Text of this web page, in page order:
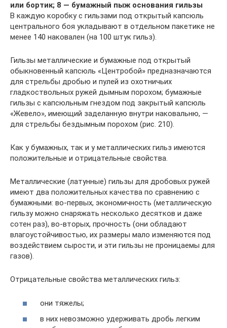
или бортик; 8 — бумажный пыж основания гильзы
В каждую коробку с гильзами под открытый капсюль
центрального боя укладывают в отдельном пакетике не
менее 140 наковален (на 100 штук гильз).
Гильзы металлические и бумажные под открытый
обыкновенный капсюль «Центробой» предназначаются
для стрельбы дробью и пулей из охотничьих
гладкоствольных ружей дымным порохом; бумажные
гильзы с капсюльным гнездом под закрытый капсюль
«Жевело», имеющий заделанную внутри наковальню, —
для стрельбы бездымным порохом (рис. 210).
Как у бумажных, так и у металлических гильз имеются
положительные и отрицательные свойства.
Металлические (латунные) гильзы для дробовых ружей
имеют два положительных качества по сравнению с
бумажными: во-первых, экономичность (металлическую
гильзу можно снаряжать несколько десятков и даже
сотен раз), во-вторых, прочность (они обладают
влагоустойчивостью, их размеры мало изменяются под
воздействием сырости, и эти гильзы не проницаемы для
газов).
Отрицательные свойства металлических гильз:
они тяжелы;
в них невозможно удерживать дробь легким